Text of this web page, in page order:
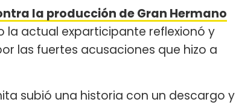
la producción de Gran Hermano
la actual exparticipante reflexionó y
las fuertes acusaciones que hizo a
subió una historia con un descargo y